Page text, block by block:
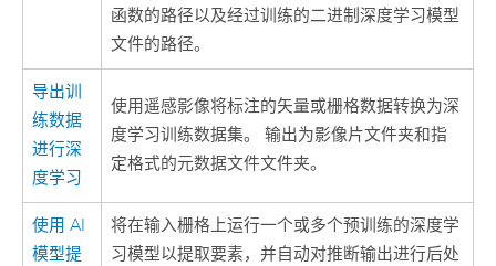
函数的路径以及经过训练的二进制深度学习模型
文件的路径。
导出训
练数据
进行深
度学习
使用遥感影像将标注的矢量或栅格数据转换为深
度学习训练数据集。 输出为影像片文件夹和指
定格式的元数据文件文件夹。
使用 AI
模型提
将在输入栅格上运行一个或多个预训练的深度学
习模型以提取要素，并自动对推断输出进行后处